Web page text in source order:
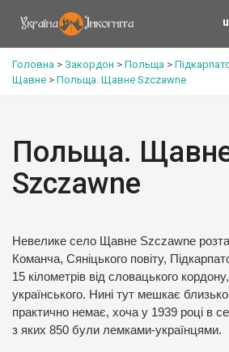
Головна > Закордон > Польща >
Щавне > Польща. Щавне Szczawne
Польща.
Szczawne
Невелике село Щавне Szczawne
Команча, Сяніцького повіту,
15 кілометрів від словацького
українського. Нині тут мешкає
практично немає, хоча у 1939 році в
з яких 850 були лемками-українцями.